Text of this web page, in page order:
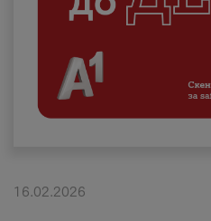
Поддршка
Надополни кредит
Плати сметка
#ПодобарОнлајн
16.02.2026